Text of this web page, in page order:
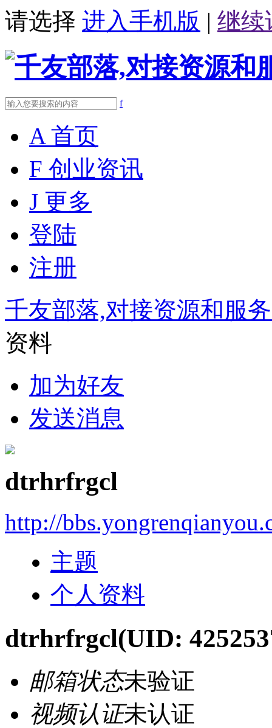
请选择 进入手机版 | 继续
f
A 首页
F 创业资讯
J 更多
登陆
注册
千友部落,对接资源和服
资料
加为好友
发送消息
dtrhrfrgcl
http://
主题
个人资料
dtrhrfrgcl(UID:
邮箱状态未验证
视频认证未认证